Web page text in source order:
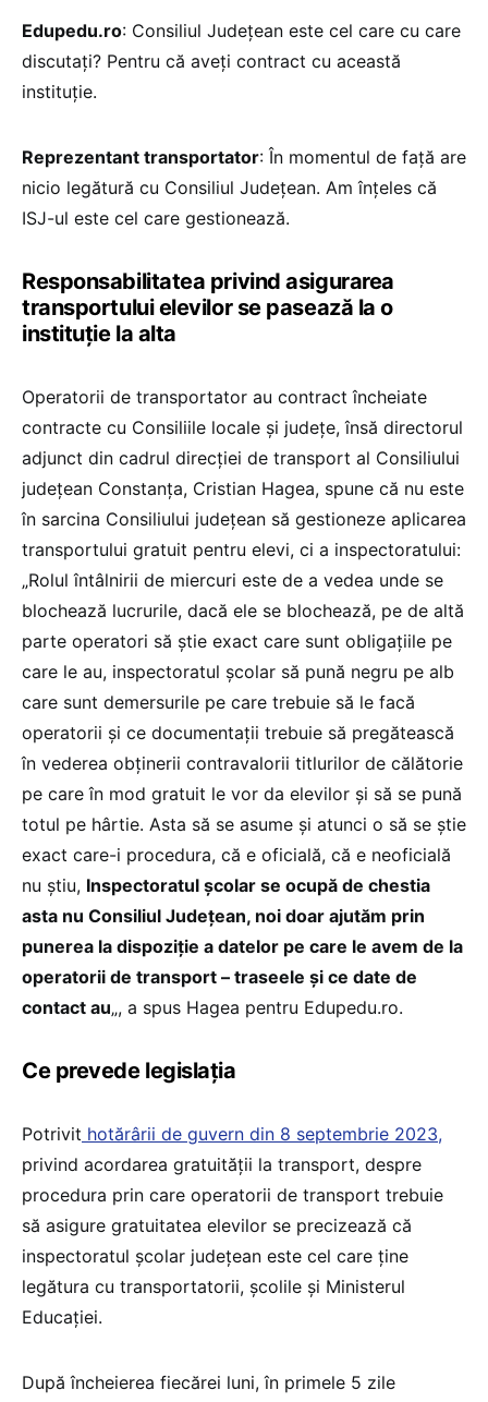
Edupedu.ro: Consiliul Județean este cel care cu care
discutați? Pentru că aveți contract cu această
instituție.
Reprezentant transportator: În momentul de față are
nicio legătură cu Consiliul Județean. Am înțeles că
ISJ-ul este cel care gestionează.
Responsabilitatea privind asigurarea
transportului elevilor se pasează la o
instituție la alta
Operatorii de transportator au contract încheiate
contracte cu Consiliile locale și județe, însă directorul
adjunct din cadrul direcției de transport al Consiliului
județean Constanța, Cristian Hagea, spune că nu este
în sarcina Consiliului județean să gestioneze aplicarea
transportului gratuit pentru elevi, ci a inspectoratului:
„Rolul întâlnirii de miercuri este de a vedea unde se
blochează lucrurile, dacă ele se blochează, pe de altă
parte operatori să știe exact care sunt obligațiile pe
care le au, inspectoratul școlar să pună negru pe alb
care sunt demersurile pe care trebuie să le facă
operatorii și ce documentații trebuie să pregătească
în vederea obținerii contravalorii titlurilor de călătorie
pe care în mod gratuit le vor da elevilor și să se pună
totul pe hârtie. Asta să se asume și atunci o să se știe
exact care-i procedura, că e oficială, că e neoficială
nu știu, Inspectoratul școlar se ocupă de chestia
asta nu Consiliul Județean, noi doar ajutăm prin
punerea la dispoziție a datelor pe care le avem de la
operatorii de transport – traseele și ce date de
contact au„, a spus Hagea pentru Edupedu.ro.
Ce prevede legislația
Potrivit hotărârii de guvern din 8 septembrie 2023,
privind acordarea gratuității la transport, despre
procedura prin care operatorii de transport trebuie
să asigure gratuitatea elevilor se precizează că
inspectoratul școlar județean este cel care ține
legătura cu transportatorii, școlile și Ministerul
Educației.
După încheierea fiecărei luni, în primele 5 zile